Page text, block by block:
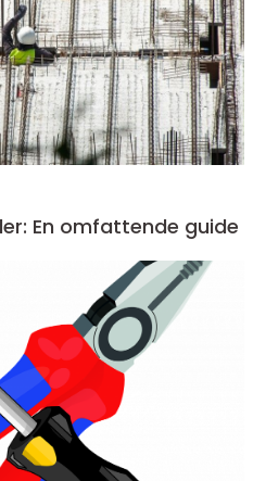
En omfattende guide